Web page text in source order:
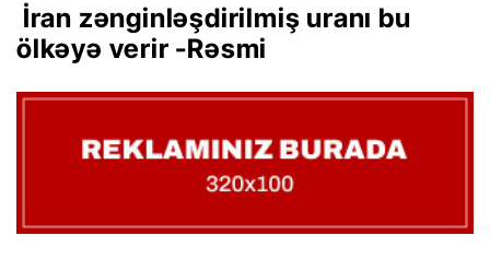
İran zənginləşdirilmiş uranı bu
ölkəyə verir -Rəsmi